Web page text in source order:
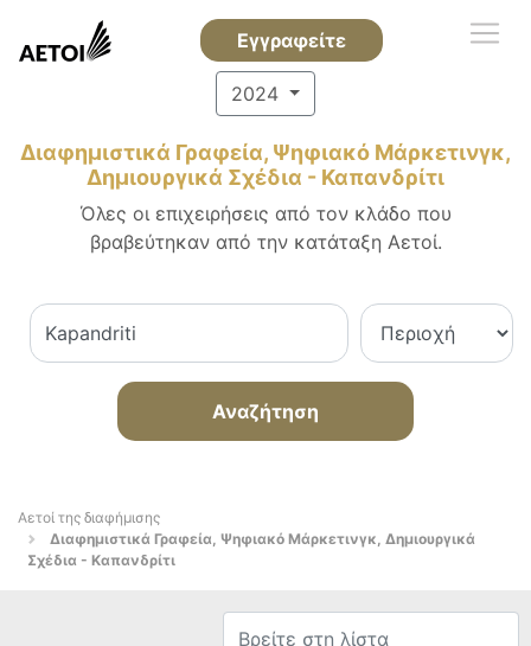
Εγγραφείτε
2024
Διαφημιστικά Γραφεία, Ψηφιακό Μάρκετινγκ,
Δημιουργικά Σχέδια - Καπανδρίτι
Όλες οι επιχειρήσεις από τον κλάδο που
βραβεύτηκαν από την κατάταξη Αετοί.
Αναζήτηση
Αετοί της διαφήμισης
Διαφημιστικά Γραφεία, Ψηφιακό Μάρκετινγκ, Δημιουργικά
Σχέδια - Καπανδρίτι